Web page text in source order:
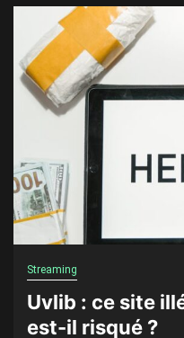
Streaming
Uvlib : ce site
est-il risqué ?